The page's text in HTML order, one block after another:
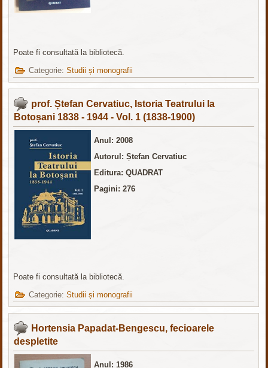
Poate fi consultată la bibliotecă.
Categorie:Studii și monografii
prof. Ștefan Cervatiuc, Istoria Teatrului la
Botoșani 1838 - 1944 - Vol. 1 (1838-1900)
Anul: 2008
Autorul: Ștefan Cervatiuc
Editura: QUADRAT
Pagini: 276
Poate fi consultată la bibliotecă.
Categorie:Studii și monografii
Hortensia Papadat-Bengescu, fecioarele
despletite
Anul: 1986